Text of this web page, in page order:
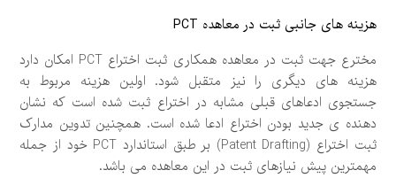
هزینه های جانبی ثبت در معاهده PCT
مخترع جهت ثبت در معاهده همکاری ثبت اختراع PCT امکان دارد
هزینه های دیگری را نیز متقبل شود. اولین هزینه مربوط به
جستجوی ادعاهای قبلی مشابه در اختراع ثبت شده است که نشان
دهنده ی جدید بودن اختراع ادعا شده است. همچنین تدوین مدارک
ثبت اختراع (Patent Drafting) بر طبق استاندارد PCT خود از جمله
مهمترین پیش نیازهای ثبت در این معاهده می باشد.